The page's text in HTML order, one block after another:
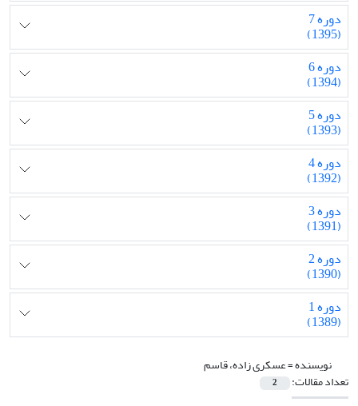
دوره 7
(1395)
دوره 6
(1394)
دوره 5
(1393)
دوره 4
(1392)
دوره 3
(1391)
دوره 2
(1390)
دوره 1
(1389)
نویسنده =عسکری زاده، قاسم
تعداد مقالات: 2